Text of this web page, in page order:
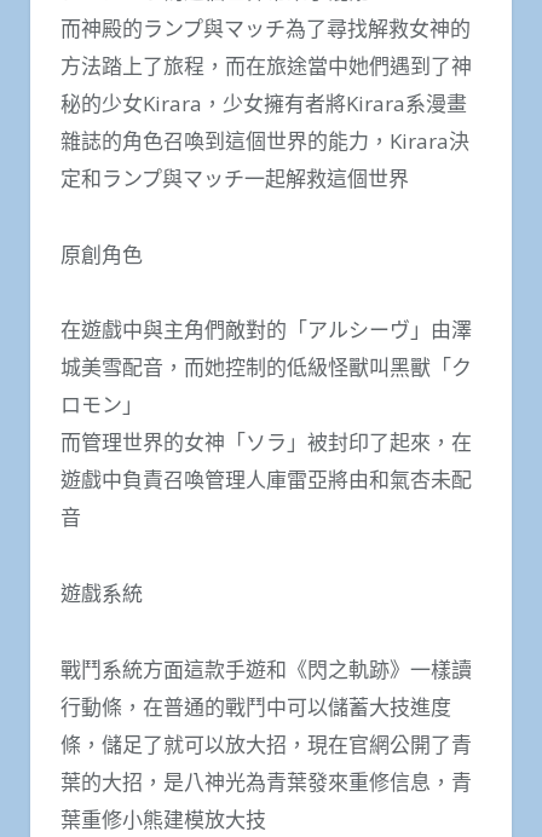
而神殿的ランプ與マッチ為了尋找解救女神的
方法踏上了旅程，而在旅途當中她們遇到了神
秘的少女Kirara，少女擁有者將Kirara系漫畫
雜誌的角色召喚到這個世界的能力，Kirara決
定和ランプ與マッチ一起解救這個世界
原創角色
在遊戲中與主角們敵對的「アルシーヴ」由澤
城美雪配音，而她控制的低級怪獸叫黑獸「ク
ロモン」
而管理世界的女神「ソラ」被封印了起來，在
遊戲中負責召喚管理人庫雷亞將由和氣杏未配
音
遊戲系統
戰鬥系統方面這款手遊和《閃之軌跡》一樣讀
行動條，在普通的戰鬥中可以儲蓄大技進度
條，儲足了就可以放大招，現在官網公開了青
葉的大招，是八神光為青葉發來重修信息，青
葉重修小熊建模放大技